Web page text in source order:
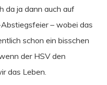
da ja dann auch auf
– wobei das
schon ein bisschen
der HSV den
das Leben.